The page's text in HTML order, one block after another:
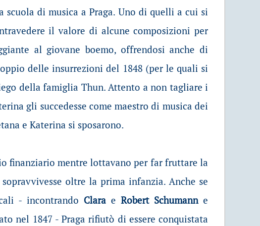
di musica a Praga. Uno di quelli a cui si
il valore di alcune composizioni per
al giovane boemo, offrendosi anche di
delle insurrezioni del 1848 (per le quali si
della famiglia Thun. Attento a non tagliare i
gli succedesse come maestro di musica dei
e Katerina si sposarono.
finanziario mentre lottavano per far fruttare la
sopravvivesse oltre la prima infanzia. Anche se
- incontrando Clara eRobert Schumanne
nel 1847 - Praga rifiutò di essere conquistata